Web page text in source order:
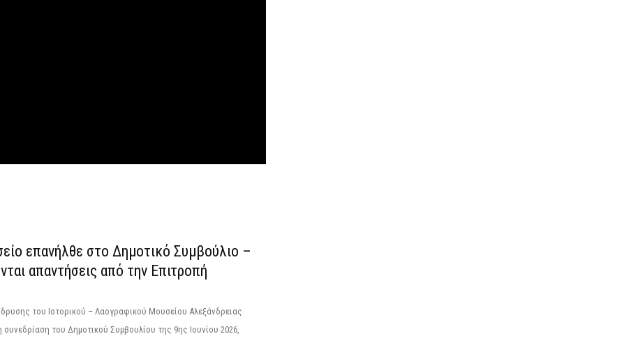
επανήλθε στο Δημοτικό Συμβούλιο –
απαντήσεις από την Επιτροπή
του Ιστορικού – Λαογραφικού Μουσείου Αλεξάνδρειας
συνεδρίαση του Δημοτικού Συμβουλίου της 9ης Ιουνίου 2026,